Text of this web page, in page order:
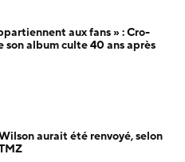
aux fans » : Cro-
son album culte 40 ans après
aurait été renvoyé, selon